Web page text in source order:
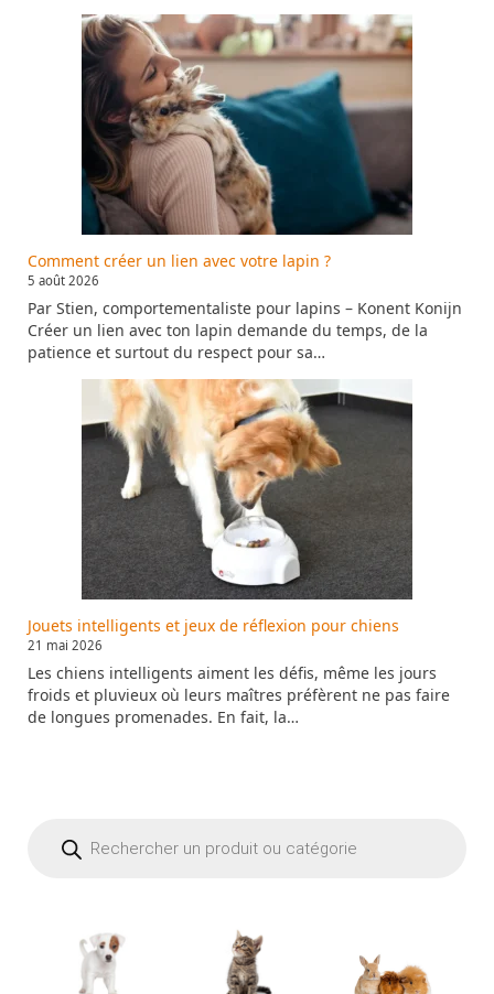
Comment créer un lien avec votre lapin ?
5 août 2026
Par Stien, comportementaliste pour lapins – Konent Konijn
Créer un lien avec ton lapin demande du temps, de la
patience et surtout du respect pour sa…
Jouets intelligents et jeux de réflexion pour chiens
21 mai 2026
Les chiens intelligents aiment les défis, même les jours
froids et pluvieux où leurs maîtres préfèrent ne pas faire
de longues promenades. En fait, la…
produits